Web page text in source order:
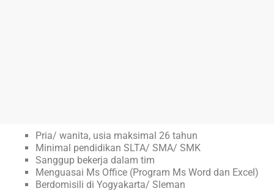
Pria/ wanita, usia maksimal 26 tahun
Minimal pendidikan SLTA/ SMA/ SMK
Sanggup bekerja dalam tim
Menguasai Ms Office (Program Ms Word dan Excel)
Berdomisili di Yogyakarta/ Sleman